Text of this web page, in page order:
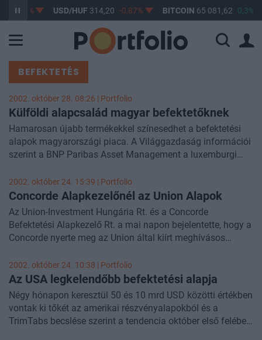
USD/HUF 314,20 -0,87% BITCOIN65 081,62 0,3%
BEFEKTETÉS
2002. október 28. 08:26 | Portfolio
Külföldi alapcsalád magyar befektetőknek
Hamarosan újabb termékekkel színesedhet a befektetési
alapok magyarországi piaca. A Világgazdaság információi
szerint a BNP Paribas Asset Management a luxemburgi
elérhetővé tenni a magyar befektetők számára.
2002. október 24. 15:39 | Portfolio
Concorde Alapkezelőnél az Union Alapok
Az Union-Investment Hungária Rt. és a Concorde
Befektetési Alapkezelő Rt. a mai napon bejelentette, hogy a
Concorde nyerte meg az Union által kiírt meghívásos
átvételére.
2002. október 24. 10:38 | Portfolio
Az USA legkelendőbb befektetési alapja
Négy hónapon keresztül 50 és 10 mrd USD közötti értékben
vontak ki tőkét az amerikai részvényalapokból és a
TrimTabs becslése szerint a tendencia október első felében